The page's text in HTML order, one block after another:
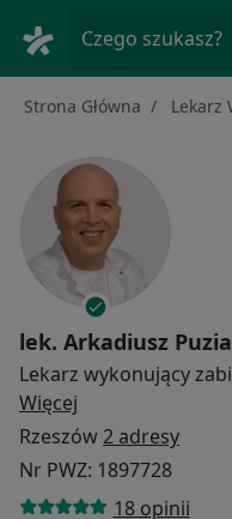
Czego szukasz?
Strona Główna Lekarz
lek. Arkadiusz Puzia
Lekarz wykonujący
Więcej
Rzeszów2 adresy
Nr PWZ: 1897728
18 opinii